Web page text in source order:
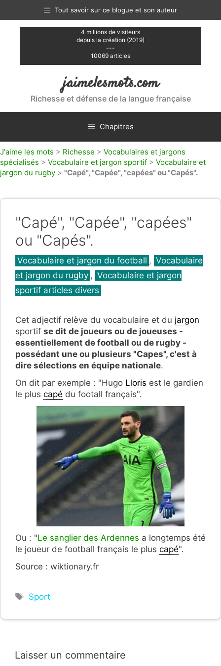
contenu
Tout savoir sur ce blogue et son auteur
4 millions de visiteurs
depuis la création (2019)
---
10069 articles
jaimelesmots.com
Richesse et défense de la langue française
Chapitres
J'aime les mots > Richesse > Vocabulaires et jargons
spécialisés > Vocabulaire et jargon sportif > Vocabulaire et
jargon du rugby > "Capé", "Capée", "capées" ou "Capés".
"Capé", "Capée", "capées"
ou "Capés".
Catégories
Vocabulaire et jargon du football , Vocabulaire
et jargon du rugby , Vocabulaire et jargon
sportif articles divers
Cet adjectif relève du vocabulaire et du jargon
sportif se dit de joueurs ou de joueuses -
essentiellement de football ou de rugby -
possédant une ou plusieurs "Capes", c'est à
dire sélections en équipe nationale.
On dit par exemple : "Hugo Lloris est le gardien
le plus capé du footall français".
Ou : "Le sanglier des Ardennes a longtemps été
le joueur de football français le plus capé".
Source : wiktionary.fr
Étiquettes
Sport
Laisser un commentaire